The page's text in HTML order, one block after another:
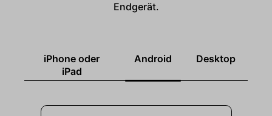
Endgerät.
iPhone oder
iPad
Android Desktop